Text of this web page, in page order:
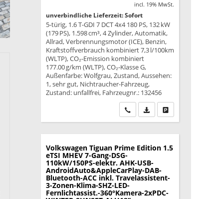
incl. 19% MwSt.
unverbindliche Lieferzeit: Sofort
5-türig, 1.6 T-GDI 7 DCT 4x4 180 PS, 132 kW
(179 PS), 1.598 cm³, 4 Zylinder, Automatik,
Allrad, Verbrennungsmotor (ICE), Benzin,
Kraftstoffverbrauch kombiniert 7,3 l/100km
(WLTP), CO₂-Emission kombiniert
177.00 g/km (WLTP), CO₂-Klasse G,
Außenfarbe: Wolfgrau, Zustand, Aussehen:
1, sehr gut, Nichtraucher-Fahrzeug,
Zustand: unfallfrei, Fahrzeugnr.: 132456
Wir rufen Sie an
PDF-Datei,Drucken,
Volkswagen Tiguan Prime Edition 1.5
eTSI MHEV 7-Gang-DSG-
110kW/150PS-elektr. AHK-USB-
AndroidAuto&AppleCarPlay-DAB-
Bluetooth-ACC inkl. Travelassistent-
3-Zonen-Klima-SHZ-LED-
Fernlichtassist.-360°Kamera-2xPDC-